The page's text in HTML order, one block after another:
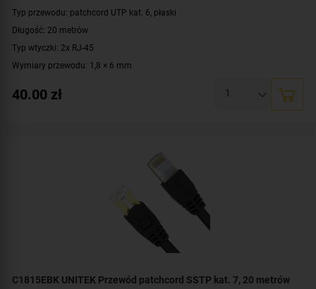
Typ przewodu: patchcord UTP kat. 6, płaski
Długość: 20 metrów
Typ wtyczki: 2x RJ-45
Wymiary przewodu: 1,8 × 6 mm
Prędkość: 10/100/1000 Mbit
40.00 zł
C1815EBK UNITEK Przewód patchcord SSTP kat. 7, 20 metrów